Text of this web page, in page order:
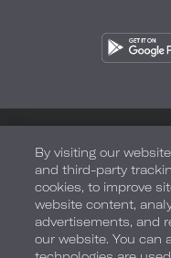
Seguridad y bienestar
Mapa del sitio
DERECHOS DE
By visiting our
and third-party
cookies, to improve
website content,
advertisements, and
our website. You can